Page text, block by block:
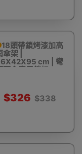
18頭帶鎖烤漆加高
傘架 |
cm | 彎
雨傘專用鎖扣
$326 $338